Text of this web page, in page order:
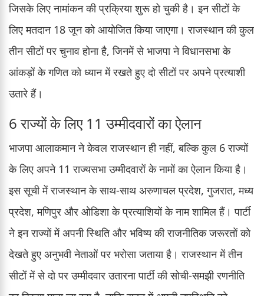
जिसके लिए नामांकन की प्रक्रिया शुरू हो चुकी है। इन सीटों के
लिए मतदान 18 जून को आयोजित किया जाएगा। राजस्थान की कुल
तीन सीटों पर चुनाव होना है, जिनमें से भाजपा ने विधानसभा के
आंकड़ों के गणित को ध्यान में रखते हुए दो सीटों पर अपने प्रत्याशी
उतारे हैं।
6 राज्यों के लिए 11 उम्मीदवारों का ऐलान
भाजपा आलाकमान ने केवल राजस्थान ही नहीं, बल्कि कुल 6 राज्यों
के लिए अपने 11 राज्यसभा उम्मीदवारों के नामों का ऐलान किया है।
इस सूची में राजस्थान के साथ-साथ अरुणाचल प्रदेश, गुजरात, मध्य
प्रदेश, मणिपुर और ओडिशा के प्रत्याशियों के नाम शामिल हैं। पार्टी
ने इन राज्यों में अपनी स्थिति और भविष्य की राजनीतिक जरूरतों को
देखते हुए अनुभवी नेताओं पर भरोसा जताया है। राजस्थान में तीन
सीटों में से दो पर उम्मीदवार उतारना पार्टी की सोची-समझी रणनीति